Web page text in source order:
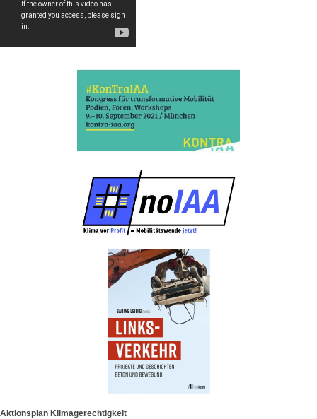
Aktionsplan Klimagerechtigkeit